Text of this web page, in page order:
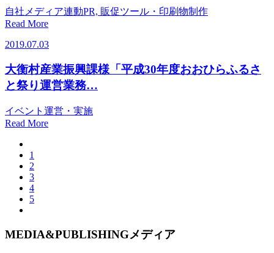
自社メディア連動PR, 販促ツール・印刷物制作
Read More
2019.07.03
大衡村産業振興課様「平成30年度おおひらふるさ
と祭り運営業務…
イベント運営・実施
Read More
1
2
3
4
5
MEDIA&PUBLISHINGメディア